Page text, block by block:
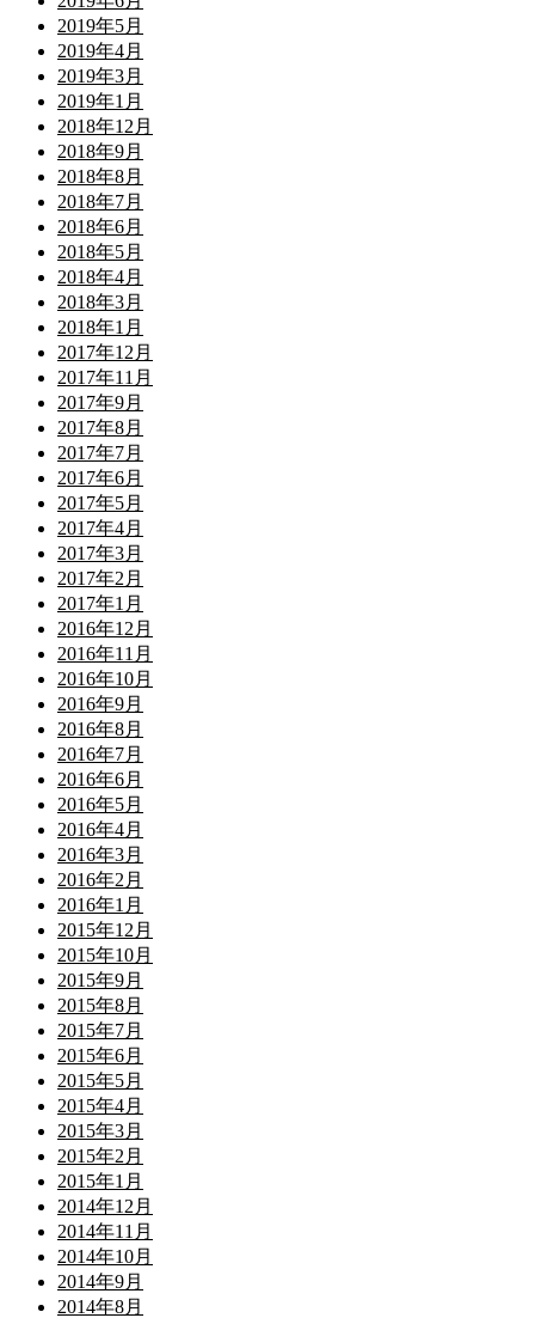
2019年5月
2019年4月
2019年3月
2019年1月
2018年12月
2018年9月
2018年8月
2018年7月
2018年6月
2018年5月
2018年4月
2018年3月
2018年1月
2017年12月
2017年11月
2017年9月
2017年8月
2017年7月
2017年6月
2017年5月
2017年4月
2017年3月
2017年2月
2017年1月
2016年12月
2016年11月
2016年10月
2016年9月
2016年8月
2016年7月
2016年6月
2016年5月
2016年4月
2016年3月
2016年2月
2016年1月
2015年12月
2015年10月
2015年9月
2015年8月
2015年7月
2015年6月
2015年5月
2015年4月
2015年3月
2015年2月
2015年1月
2014年12月
2014年11月
2014年10月
2014年9月
2014年8月